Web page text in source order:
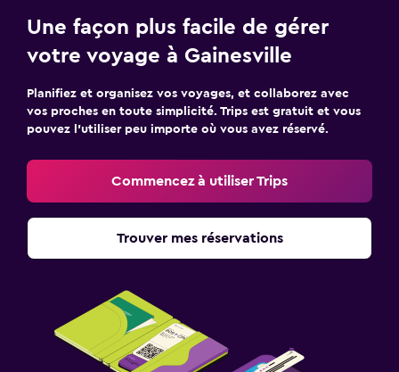
Une façon plus facile de gérer
votre voyage à Gainesville
Planifiez et organisez vos voyages, et collaborez avec
vos proches en toute simplicité. Trips est gratuit et vous
pouvez l’utiliser peu importe où vous avez réservé.
Commencez à utiliser Trips
Trouver mes réservations